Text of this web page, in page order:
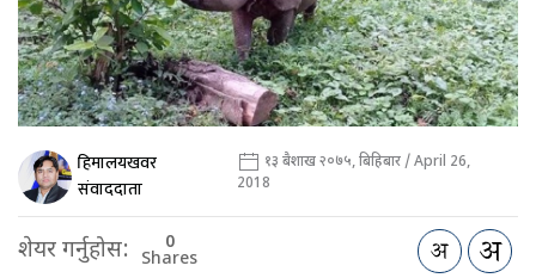
हिमालयखवर
संवाददाता
१३ बैशाख २०७५, बिहिबार / April 26,
2018
शेयर गर्नुहोस: 0
Shares